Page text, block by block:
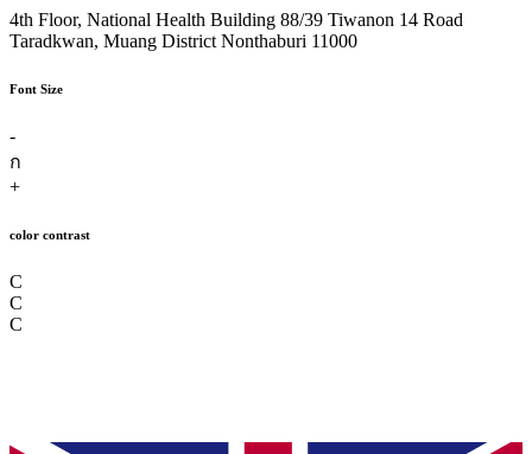
4th Floor, National Health Building 88/39 Tiwanon 14 Road
Taradkwan, Muang District Nonthaburi 11000
Font Size
-
ก
+
color contrast
C
C
C